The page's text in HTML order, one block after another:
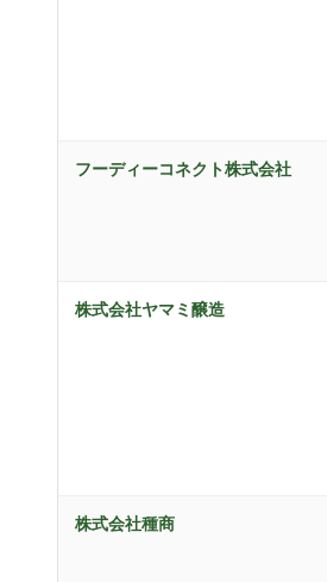
フーディーコネクト株式会社
株式会社ヤマミ醸造
株式会社種商